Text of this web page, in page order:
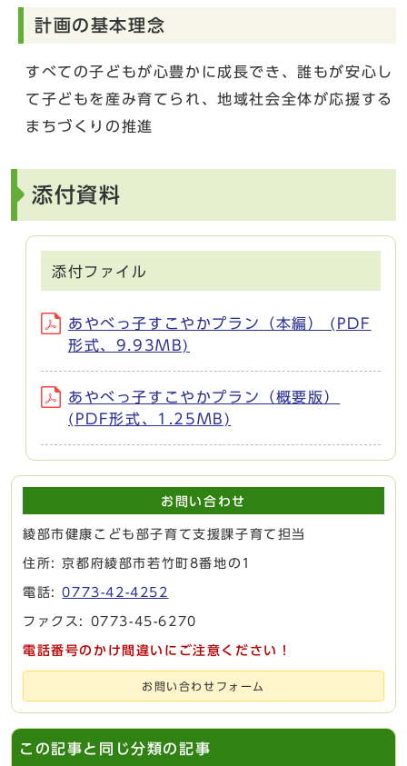
計画の基本理念
すべての子どもが心豊かに成長でき、誰もが安心し
て子どもを産み育てられ、地域社会全体が応援する
まちづくりの推進
添付資料
添付ファイル
あやべっ子すこやかプラン（本編） (PDF
形式、9.93MB)
あやべっ子すこやかプラン（概要版）
(PDF形式、1.25MB)
お問い合わせ
綾部市健康こども部子育て支援課子育て担当
住所: 京都府綾部市若竹町8番地の1
電話:0773-42-4252
ファクス: 0773-45-6270
電話番号のかけ間違いにご注意ください！
お問い合わせフォーム
この記事と同じ分類の記事